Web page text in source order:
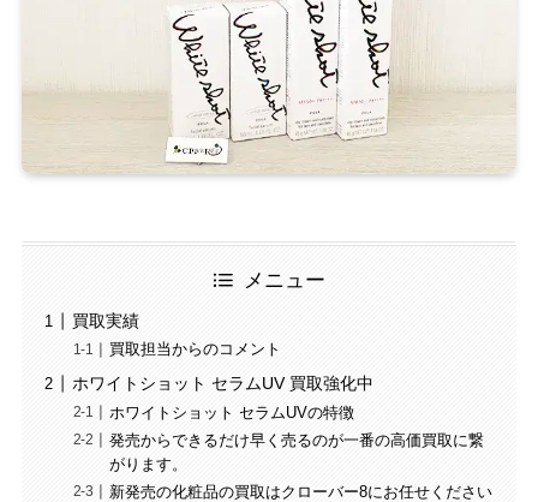
メニュー
買取実績
買取担当からのコメント
ホワイトショット セラムUV 買取強化中
ホワイトショット セラムUVの特徴
発売からできるだけ早く売るのが一番の高価買取に繋
がります。
新発売の化粧品の買取はクローバー8にお任せください